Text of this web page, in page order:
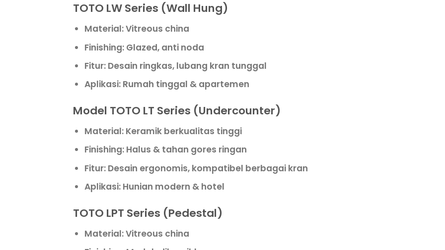
TOTO LW Series (Wall Hung)
Material:Vitreous china
Finishing:Glazed, anti noda
Fitur:Desain ringkas, lubang kran tunggal
Aplikasi:Rumah tinggal & apartemen
Model TOTO LT Series (Undercounter)
Material:Keramik berkualitas tinggi
Finishing:Halus & tahan gores ringan
Fitur:Desain ergonomis, kompatibel berbagai kran
Aplikasi:Hunian modern & hotel
TOTO LPT Series (Pedestal)
Material:Vitreous china